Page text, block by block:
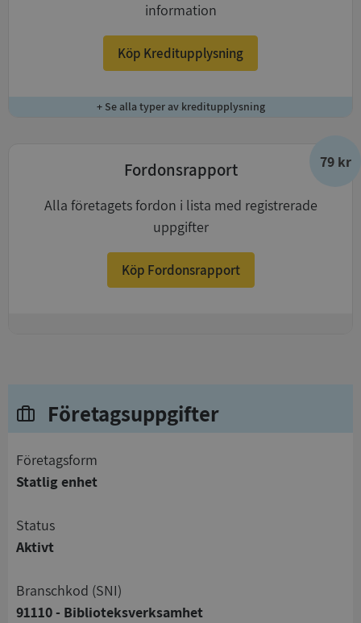
information
Köp Kreditupplysning
+ Se alla typer av kreditupplysning
79 kr
Fordonsrapport
Alla företagets fordon i lista med registrerade
uppgifter
Köp Fordonsrapport
Företagsuppgifter
företagsform
Statlig enhet
status
Aktivt
branschkod (SNI)
91110 - Biblioteksverksamhet